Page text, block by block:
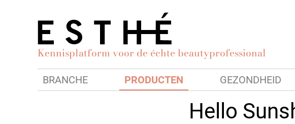
Kennisplatform voor de échte beautyprofessional
BRANCHE PRODUCTEN GEZONDHEID
Hello